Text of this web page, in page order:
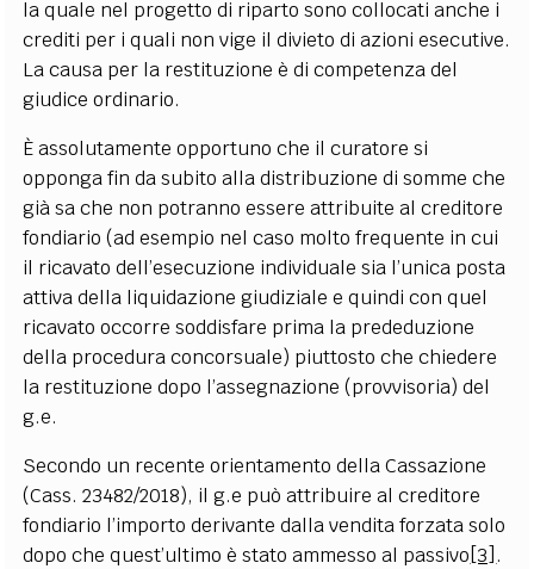
la quale nel progetto di riparto sono collocati anche i
crediti per i quali non vige il divieto di azioni esecutive.
La causa per la restituzione è di competenza del
giudice ordinario.
È assolutamente opportuno che il curatore si
opponga fin da subito alla distribuzione di somme che
già sa che non potranno essere attribuite al creditore
fondiario (ad esempio nel caso molto frequente in cui
il ricavato dell’esecuzione individuale sia l’unica posta
attiva della liquidazione giudiziale e quindi con quel
ricavato occorre soddisfare prima la prededuzione
della procedura concorsuale) piuttosto che chiedere
la restituzione dopo l’assegnazione (provvisoria) del
g.e.
Secondo un recente orientamento della Cassazione
(Cass. 23482/2018), il g.e può attribuire al creditore
fondiario l’importo derivante dalla vendita forzata solo
dopo che quest’ultimo è stato ammesso al passivo[3] .